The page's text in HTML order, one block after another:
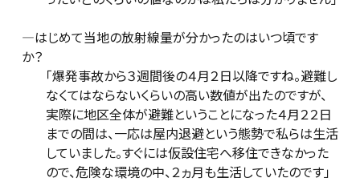
―はじめて当地の放射線量が分かったのはいつ頃です
か？
「爆発事故から３週間後の４月２日以降ですね。避難し
なくてはならないくらいの高い数値が出たのですが、
実際に地区全体が避難ということになった４月２２日
までの間は、一応は屋内退避という態勢で私らは生活
していました。すぐには仮設住宅へ移住できなかった
ので、危険な環境の中、２ヵ月も生活していたのです」